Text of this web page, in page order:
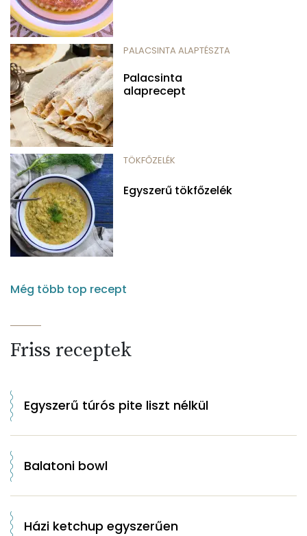
PALACSINTA ALAPTÉSZTA
Palacsinta
alaprecept
TÖKFŐZELÉK
Egyszerű tökfőzelék
Még több top recept
Friss receptek
Egyszerű túrós pite liszt nélkül
Balatoni bowl
Házi ketchup egyszerűen